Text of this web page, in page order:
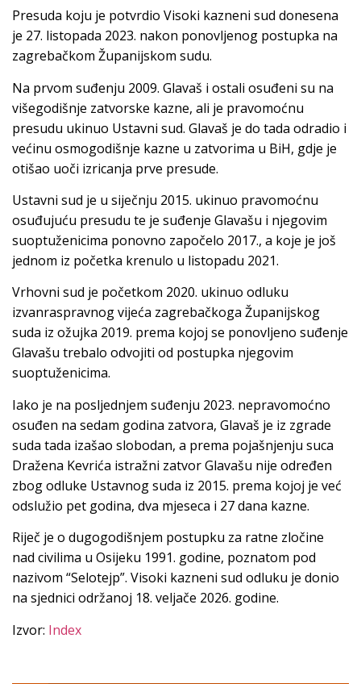
Presuda koju je potvrdio Visoki kazneni sud donesena
je 27. listopada 2023. nakon ponovljenog postupka na
zagrebačkom Županijskom sudu.
Na prvom suđenju 2009. Glavaš i ostali osuđeni su na
višegodišnje zatvorske kazne, ali je pravomoćnu
presudu ukinuo Ustavni sud. Glavaš je do tada odradio i
većinu osmogodišnje kazne u zatvorima u BiH, gdje je
otišao uoči izricanja prve presude.
Ustavni sud je u siječnju 2015. ukinuo pravomoćnu
osuđujuću presudu te je suđenje Glavašu i njegovim
suoptuženicima ponovno započelo 2017., a koje je još
jednom iz početka krenulo u listopadu 2021.
Vrhovni sud je početkom 2020. ukinuo odluku
izvanraspravnog vijeća zagrebačkoga Županijskog
suda iz ožujka 2019. prema kojoj se ponovljeno suđenje
Glavašu trebalo odvojiti od postupka njegovim
suoptuženicima.
Iako je na posljednjem suđenju 2023. nepravomoćno
osuđen na sedam godina zatvora, Glavaš je iz zgrade
suda tada izašao slobodan, a prema pojašnjenju suca
Dražena Kevrića istražni zatvor Glavašu nije određen
zbog odluke Ustavnog suda iz 2015. prema kojoj je već
odslužio pet godina, dva mjeseca i 27 dana kazne.
Riječ je o dugogodišnjem postupku za ratne zločine
nad civilima u Osijeku 1991. godine, poznatom pod
nazivom “Selotejp”. Visoki kazneni sud odluku je donio
na sjednici održanoj 18. veljače 2026. godine.
Izvor: Index